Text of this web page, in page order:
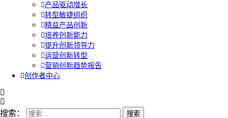
产品驱动增长
转型敏捷组织
精益产品创新
培养创新能力
提升创新领导力
运营创新转型
营销创新趋势报告
创作者中心
搜索：